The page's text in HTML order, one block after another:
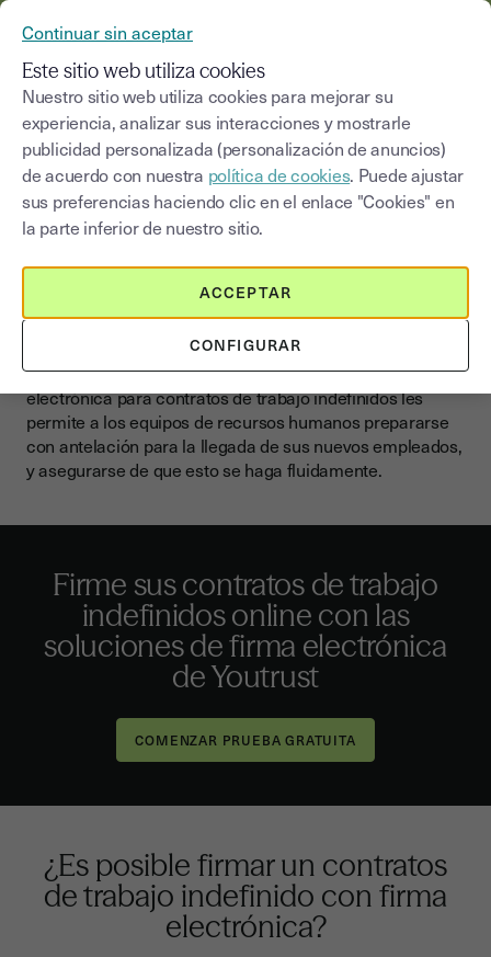
El contrato de trabajo
indefinido y la firma
electrónica
La incorporación es un momento clave en la relación que
la empresa entablará con sus futuros empleados: es
entonces cuando el empleado tiene la oportunidad de
conocer a la empresa, el equipo, sus misiones... La firma
electrónica para contratos de trabajo indefinidos les
permite a los equipos de recursos humanos prepararse
con antelación para la llegada de sus nuevos empleados,
y asegurarse de que esto se haga fluidamente.
Firme sus contratos de trabajo
indefinidos online con las
soluciones de firma electrónica
de Youtrust
¿Es posible firmar un contratos
de trabajo indefinido con firma
electrónica?
Continuar sin aceptar
Este sitio web utiliza cookies
Nuestro sitio web utiliza cookies para mejorar su
experiencia, analizar sus interacciones y mostrarle
publicidad personalizada (personalización de anuncios)
de acuerdo con nuestra política de cookies. Puede ajustar
sus preferencias haciendo clic en el enlace "Cookies" en
la parte inferior de nuestro sitio.
CONFIGURAR
ACCEPTAR